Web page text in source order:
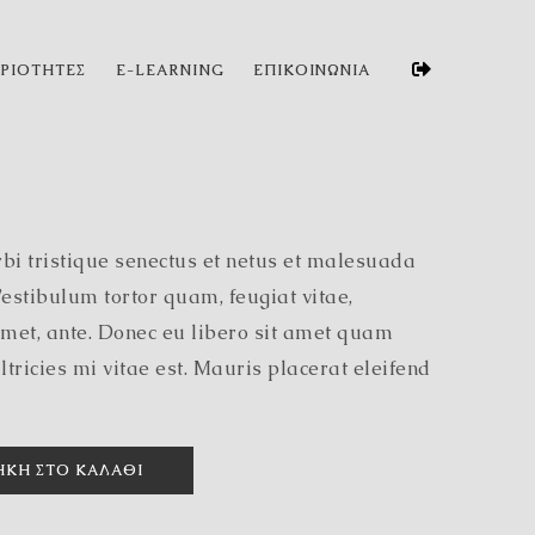
E-LEARNING ΕΠΙΚΟΙΝΩΝΙΑ
tristique senectus et netus et malesuada
tortor quam, feugiat vitae,
ante. Donec eu libero sit amet quam
mi vitae est. Mauris placerat eleifend
ΣΤΟ ΚΑΛΆΘΙ